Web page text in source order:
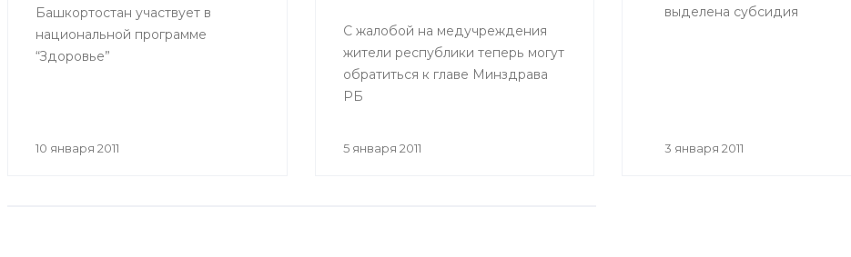
Башкортостан участвует в
национальной программе
“Здоровье”
10 января 2011
С жалобой на медучреждения
жители республики теперь могут
обратиться к главе Минздрава
РБ
5 января 2011
выделена субсидия
3 января 2011